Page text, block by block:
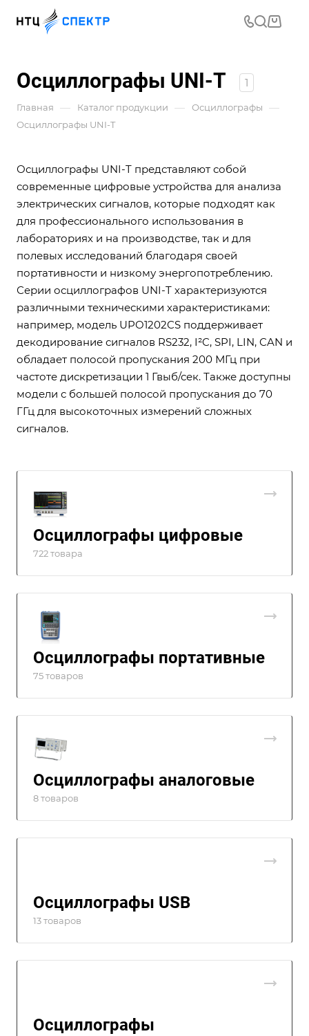
Осциллографы UNI-T 1
Главная — Каталог продукции — Осциллографы —
Осциллографы UNI-T
Осциллографы UNI-T представляют собой
современные цифровые устройства для анализа
электрических сигналов, которые подходят как
для профессионального использования в
лабораториях и на производстве, так и для
полевых исследований благодаря своей
портативности и низкому энергопотреблению.
Серии осциллографов UNI-T характеризуются
различными техническими характеристиками:
например, модель UPO1202CS поддерживает
декодирование сигналов RS232, I²C, SPI, LIN, CAN и
обладает полосой пропускания 200 МГц при
частоте дискретизации 1 Гвыб/сек. Также доступны
модели с большей полосой пропускания до 70
ГГц для высокоточных измерений сложных
сигналов.
Осциллографы цифровые
722 товара
Осциллографы портативные
75 товаров
Осциллографы аналоговые
8 товаров
Осциллографы USB
13 товаров
Осциллографы